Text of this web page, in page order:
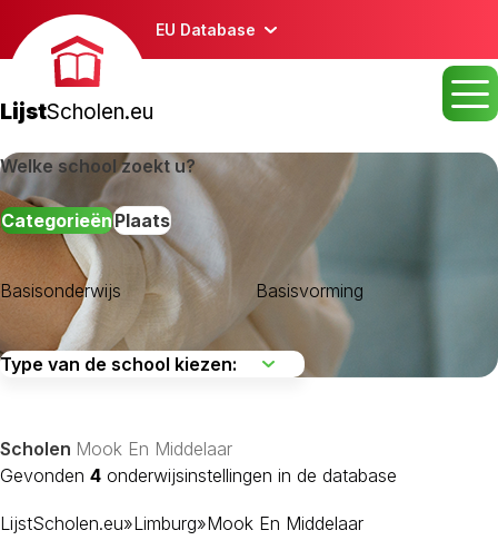
EU Database
LijstScholen.eu
Welke school zoekt u?
CategorieënPlaats
Basisonderwijs Basisvorming
Scholen Mook En Middelaar
Gevonden 4 onderwijsinstellingen in de database
LijstScholen.eu»Limburg»Mook En Middelaar